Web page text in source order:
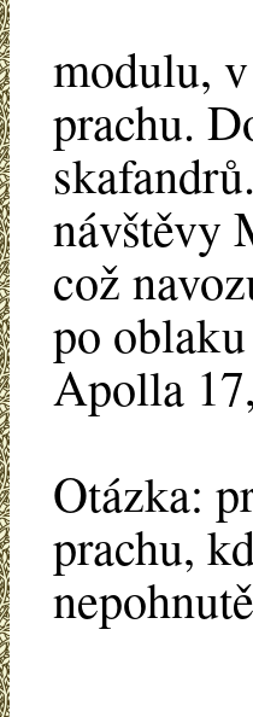
modulu,
prachu.
návštěvy
což
po
Apolla
Otázka:
prachu,